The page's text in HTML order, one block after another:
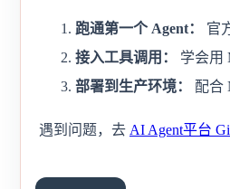
跑通第一个 Agent： 官
接入工具调用：
学会用
部署到生产环境：
配合
遇到问题，去 AI Agent平台